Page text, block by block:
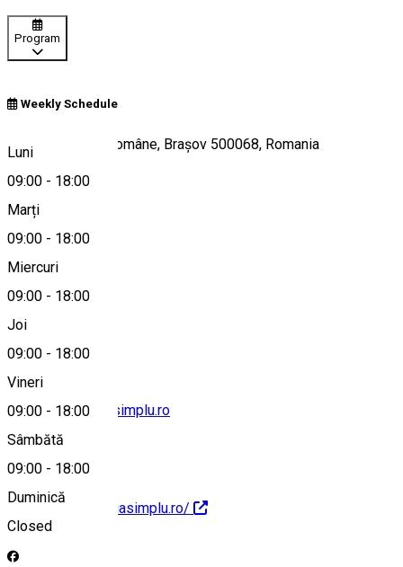
Program
Weekly Schedule
Luni
09:00 - 18:00
Marți
09:00 - 18:00
Miercuri
09:00 - 18:00
Joi
09:00 - 18:00
Vineri
09:00 - 18:00
Sâmbătă
09:00 - 18:00
Duminică
Closed
Strada Bisericii Române, Brașov 500068, Romania
Hartă
contact@brutariasimplu.ro
http://www.brutariasimplu.ro/